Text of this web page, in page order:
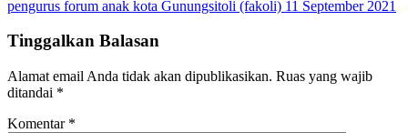
pengurus forum anak kota Gunungsitoli (fakoli) 11 September 2021
Tinggalkan Balasan
Alamat email Anda tidak akan dipublikasikan. Ruas yang wajib
ditandai *
Komentar *